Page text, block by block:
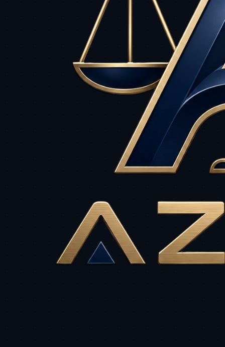
"O suporte da
paralelo na área
sempre à disposição.
-Dra. Olívia, Head de
Success
"